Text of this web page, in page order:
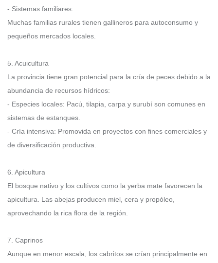
- Sistemas familiares:
Muchas familias rurales tienen gallineros para autoconsumo y
pequeños mercados locales.
5. Acuicultura
La provincia tiene gran potencial para la cría de peces debido a la
abundancia de recursos hídricos:
- Especies locales: Pacú, tilapia, carpa y surubí son comunes en
sistemas de estanques.
- Cría intensiva: Promovida en proyectos con fines comerciales y
de diversificación productiva.
6. Apicultura
El bosque nativo y los cultivos como la yerba mate favorecen la
apicultura. Las abejas producen miel, cera y propóleo,
aprovechando la rica flora de la región.
7. Caprinos
Aunque en menor escala, los cabritos se crían principalmente en